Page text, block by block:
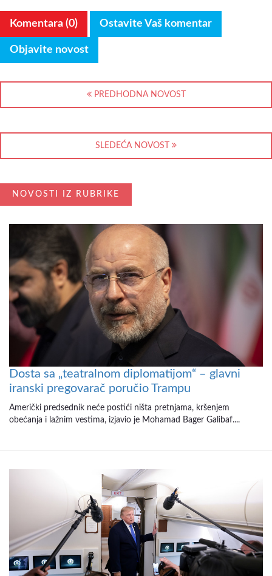
Komentara (0) Ostavite Vaš komentar
Objavite novost
PREDHODNA NOVOST
SLEDEĆA NOVOST
NOVOSTI IZ RUBRIKE
Dosta sa „teatralnom diplomatijom“ – glavni
iranski pregovarač poručio Trampu
Američki predsednik neće postići ništa pretnjama, kršenjem
obećanja i lažnim vestima, izjavio je Mohamad Bager Galibaf....